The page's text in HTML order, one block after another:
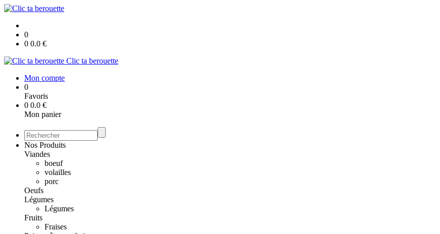
0
0 0.0 €
Clic ta berouette
Mon compte
0
Favoris
0 0.0 €
Mon panier
Nos Produits
Viandes
boeuf
volailles
porc
Oeufs
Légumes
Légumes
Fruits
Fraises